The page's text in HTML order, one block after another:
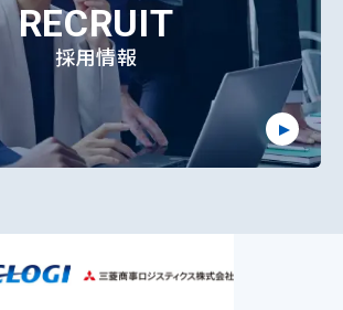
RECRUIT
採用情報